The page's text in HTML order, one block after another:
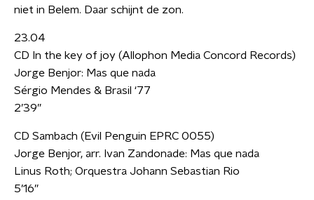
niet in Belem. Daar schijnt de zon.
23.04
CD In the key of joy (Allophon Media Concord Records)
Jorge Benjor: Mas que nada
Sérgio Mendes & Brasil ‘77
2’39”
CD Sambach (Evil Penguin EPRC 0055)
Jorge Benjor, arr. Ivan Zandonade: Mas que nada
Linus Roth; Orquestra Johann Sebastian Rio
5’16”